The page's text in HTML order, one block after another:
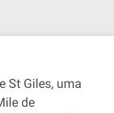
St Giles, uma
de